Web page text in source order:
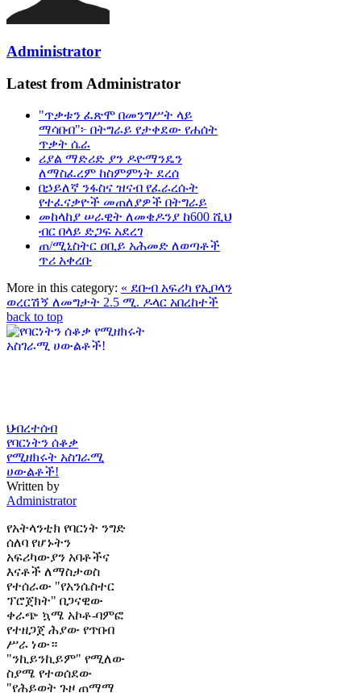
Administrator
Latest from Administrator
"ጥቃቱን ፈጽሞ በመንግሥት ላይ
ማሳበብ"፦ በትግራይ የታቀደው የሐሰት
ጥቃት ሴራ
ሪያል ማድሪድ ያን ዶዮማንዴን
ለማስፈረም ከስምምነት ደረሰ
በኃይለኛ ንፋስና ዝናብ የፈራረሱት
የተፈናቃዮች መጠለያዎች በትግራይ
መከላከያ ሠራዊት ለመቄዶንያ ከ600 ሺህ
ብር በላይ ድጋፍ አደረገ
ጠ/ሚኒስትር ዐቢይ አሕመድ ለወጣቶች
ጥሪ አቀረቡ
More in this category: « ደቡብ አፍሪካ የኢቦላን
ወረርሽኝ ለመግታት 2.5 ሚ. ዶላር አበረከተች
back to top
ህብረተሰብ
የባርነትን ሰቆቃ
የሚዘክሩት አስገራሚ
ሀውልቶች!
Written by
Administrator
የአትላንቲክ የባርነት ንግድ
ሰለባ የሆኑትን
አፍሪካውያን አባቶችና
እናቶች ለማስታወስ
የተሰራው "የአንሴስተር
ፕሮጀክት" በጋናዊው
ቀራጭ ኳሜ አኮቶ-ባምፎ
የተዘጋጀ ሕያው የጥበብ
ሥራ ነው።
"ንኪይንኪይም" የሚለው
ስያሜ የተወሰደው
"የሕይወት ጉዞ ጠማማ